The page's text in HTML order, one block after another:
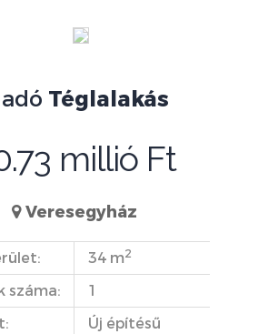
Téglalakás
millió Ft
Veresegyház
34 m2
száma:
1
Új építésű